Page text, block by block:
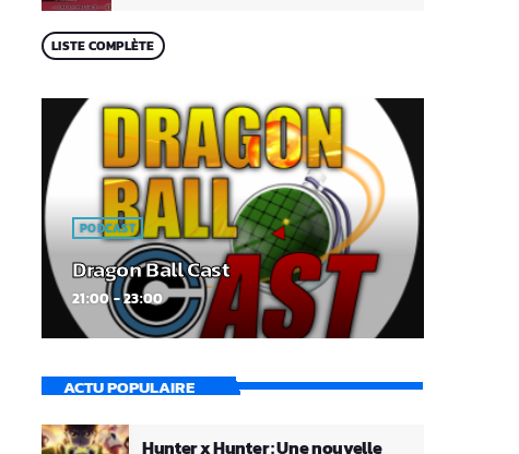
LISTE COMPLÈTE
PODCAST
Dragon Ball Cast
21:00 - 23:00
ACTU POPULAIRE
Hunter x Hunter : Une nouvelle